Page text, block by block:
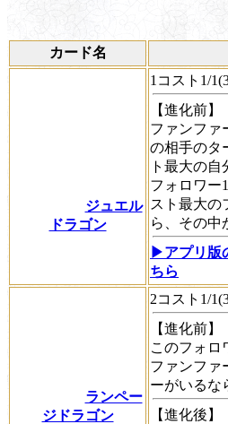
カード名
ジュエル
ドラゴン
1コスト1/
【進化前】
ファンファ
の相手のタ
ト最大の
フォロワー
スト最大の
ら、その中
▶アプリ版
ちら
ランペー
ジドラゴン
2コスト1/
【進化前】
このフォロ
ファンファ
ーがいるな
【進化後】